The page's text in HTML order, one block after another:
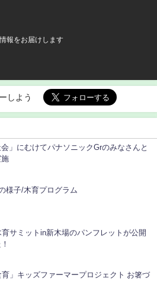
報をお届けします
しよう
会」にむけてパナソニックGrのみなさんと
施
様子/木育プログラム
育サミットin新木場のパンフレットが公開
育」キッズファーマープロジェクト お箸づ